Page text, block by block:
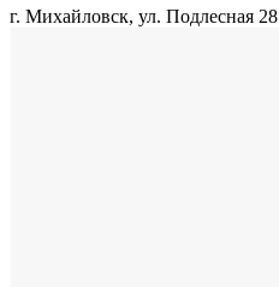
г. Михайловск, ул. Подлесная 28